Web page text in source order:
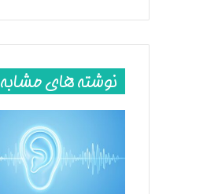
نوشته های مشابه